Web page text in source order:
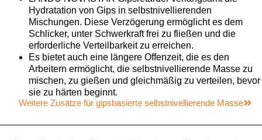
Hydratation von Gips in selbstnivellierenden
Mischungen. Diese Verzögerung ermöglicht es dem
Schlicker, unter Schwerkraft frei zu fließen und die
erforderliche Verteilbarkeit zu erreichen.
Es bietet auch eine längere Offenzeit, die es den
Arbeitern ermöglicht, die selbstnivellierende Masse zu
mischen, zu gießen und gleichmäßig zu verteilen, bevor
sie zu härten beginnt.
Weitere Zusätze für gipsbasierte selbstnivellierende Masse